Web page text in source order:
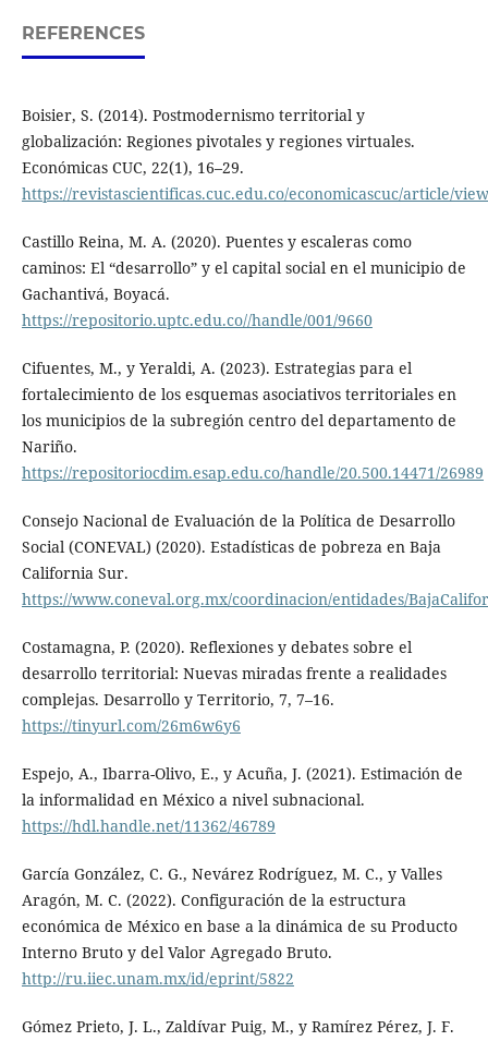
REFERENCES
Boisier, S. (2014). Postmodernismo territorial y
globalización: Regiones pivotales y regiones virtuales.
Económicas CUC, 22(1), 16–29.
https://revistascientificas.cuc.edu.co/economicascuc/article/
Castillo Reina, M. A. (2020). Puentes y escaleras como
caminos: El “desarrollo” y el capital social en el municipio de
Gachantivá, Boyacá.
https://repositorio.uptc.edu.co//handle/001/9660
Cifuentes, M., y Yeraldi, A. (2023). Estrategias para el
fortalecimiento de los esquemas asociativos territoriales en
los municipios de la subregión centro del departamento de
Nariño.
https://repositoriocdim.esap.edu.co/handle/20.500.14471/26989
Consejo Nacional de Evaluación de la Política de Desarrollo
Social (CONEVAL) (2020). Estadísticas de pobreza en Baja
California Sur.
https://www.coneval.org.mx/coordinacion/entidades/
Costamagna, P. (2020). Reflexiones y debates sobre el
desarrollo territorial: Nuevas miradas frente a realidades
complejas. Desarrollo y Territorio, 7, 7–16.
https://tinyurl.com/26m6w6y6
Espejo, A., Ibarra-Olivo, E., y Acuña, J. (2021). Estimación de
la informalidad en México a nivel subnacional.
https://hdl.handle.net/11362/46789
García González, C. G., Nevárez Rodríguez, M. C., y Valles
Aragón, M. C. (2022). Configuración de la estructura
económica de México en base a la dinámica de su Producto
Interno Bruto y del Valor Agregado Bruto.
http://ru.iiec.unam.mx/id/eprint/5822
Gómez Prieto, J. L., Zaldívar Puig, M., y Ramírez Pérez, J. F.